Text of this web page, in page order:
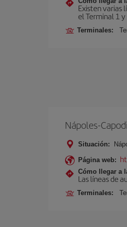
Existen varias
el Terminal 1
Terminales:
Nápoles-
Situación:
Página web:
Cómo llegar a
Las líneas de
Terminales: